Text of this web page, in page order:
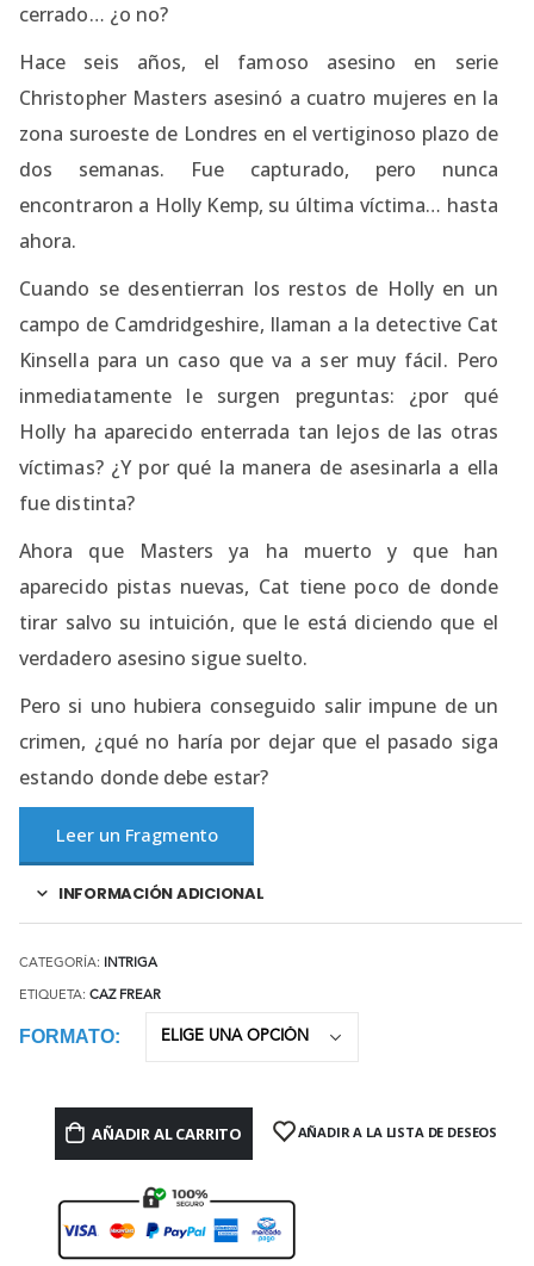
cerrado… ¿o no?
Hace seis años, el famoso asesino en serie
Christopher Masters asesinó a cuatro mujeres en la
zona suroeste de Londres en el vertiginoso plazo de
dos semanas. Fue capturado, pero nunca
encontraron a Holly Kemp, su última víctima… hasta
ahora.
Cuando se desentierran los restos de Holly en un
campo de Camdridgeshire, llaman a la detective Cat
Kinsella para un caso que va a ser muy fácil. Pero
inmediatamente le surgen preguntas: ¿por qué
Holly ha aparecido enterrada tan lejos de las otras
víctimas? ¿Y por qué la manera de asesinarla a ella
fue distinta?
Ahora que Masters ya ha muerto y que han
aparecido pistas nuevas, Cat tiene poco de donde
tirar salvo su intuición, que le está diciendo que el
verdadero asesino sigue suelto.
Pero si uno hubiera conseguido salir impune de un
crimen, ¿qué no haría por dejar que el pasado siga
estando donde debe estar?
Leer un Fragmento
INFORMACIÓN ADICIONAL
CATEGORÍA: INTRIGA
ETIQUETA: CAZ FREAR
FORMATO
AÑADIR AL CARRITO AÑADIR A LA LISTA DE DESEOS